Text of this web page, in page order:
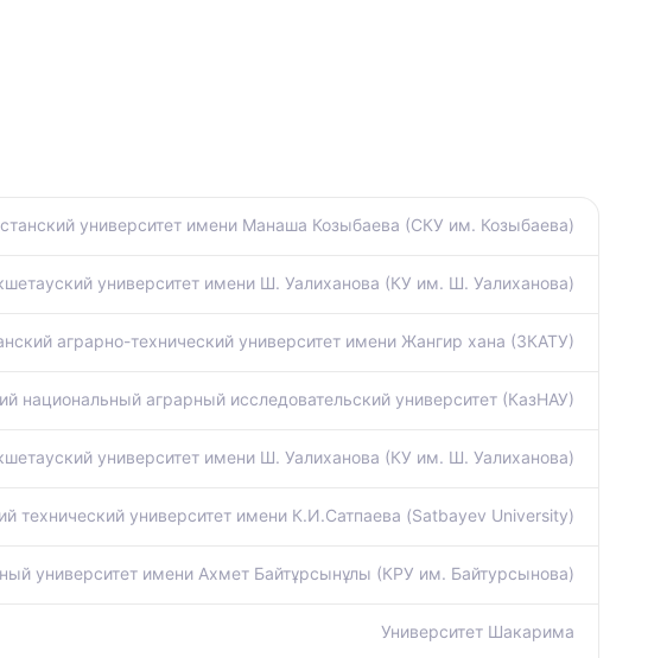
университет имени Манаша Козыбаева (СКУ им. Козыбаева)
университет имени Ш. Уалиханова (КУ им. Ш. Уалиханова)
аграрно-технический университет имени Жангир хана (ЗКАТУ)
национальный аграрный исследовательский университет (КазНАУ)
университет имени Ш. Уалиханова (КУ им. Ш. Уалиханова)
технический университет имени К.И.Сатпаева (Satbayev University)
университет имени Ахмет Байтұрсынұлы (КРУ им. Байтурсынова)
Университет Шакарима